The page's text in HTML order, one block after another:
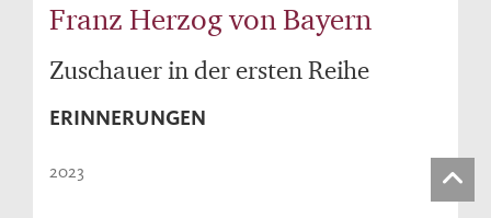
Franz Herzog von Bayern
Zuschauer in der ersten Reihe
ERINNERUNGEN
2023